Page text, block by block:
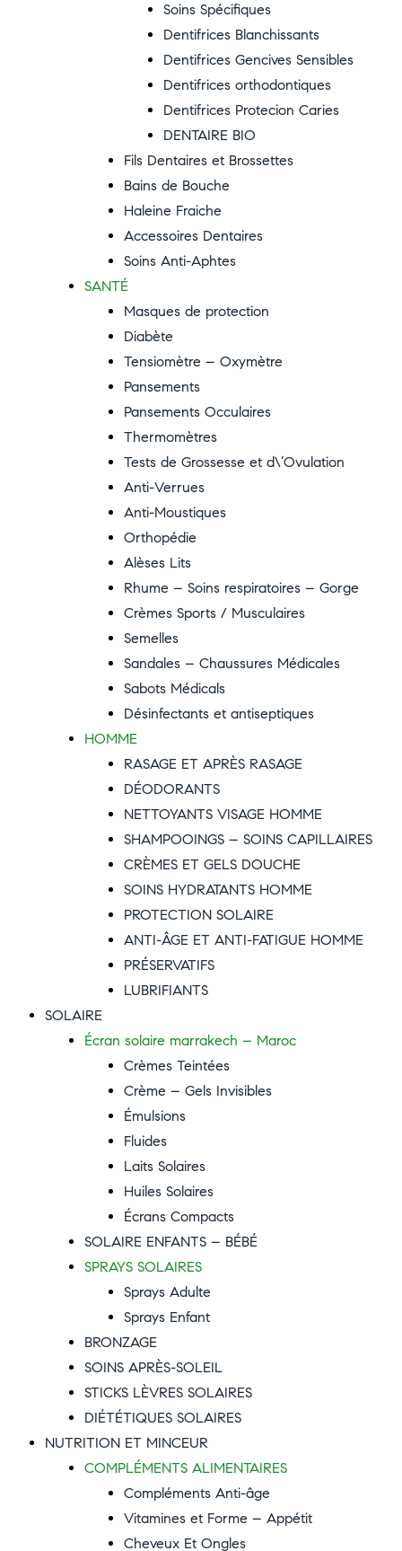
Soins Spécifiques
Dentifrices Blanchissants
Dentifrices Gencives Sensibles
Dentifrices orthodontiques
Dentifrices Protecion Caries
DENTAIRE BIO
Fils Dentaires et Brossettes
Bains de Bouche
Haleine Fraiche
Accessoires Dentaires
Soins Anti-Aphtes
SANTÉ
Masques de protection
Diabète
Tensiomètre – Oxymètre
Pansements
Pansements Occulaires
Thermomètres
Tests de Grossesse et d\’Ovulation
Anti-Verrues
Anti-Moustiques
Orthopédie
Alèses Lits
Rhume – Soins respiratoires – Gorge
Crèmes Sports / Musculaires
Semelles
Sandales – Chaussures Médicales
Sabots Médicals
Désinfectants et antiseptiques
HOMME
RASAGE ET APRÈS RASAGE
DÉODORANTS
NETTOYANTS VISAGE HOMME
SHAMPOOINGS – SOINS CAPILLAIRES
CRÈMES ET GELS DOUCHE
SOINS HYDRATANTS HOMME
PROTECTION SOLAIRE
ANTI-ÂGE ET ANTI-FATIGUE HOMME
PRÉSERVATIFS
LUBRIFIANTS
SOLAIRE
Écran solaire marrakech – Maroc
Crèmes Teintées
Crème – Gels Invisibles
Émulsions
Fluides
Laits Solaires
Huiles Solaires
Écrans Compacts
SOLAIRE ENFANTS – BÉBÉ
SPRAYS SOLAIRES
Sprays Adulte
Sprays Enfant
BRONZAGE
SOINS APRÈS-SOLEIL
STICKS LÈVRES SOLAIRES
DIÉTÉTIQUES SOLAIRES
NUTRITION ET MINCEUR
COMPLÉMENTS ALIMENTAIRES
Compléments Anti-âge
Vitamines et Forme – Appétit
Cheveux Et Ongles